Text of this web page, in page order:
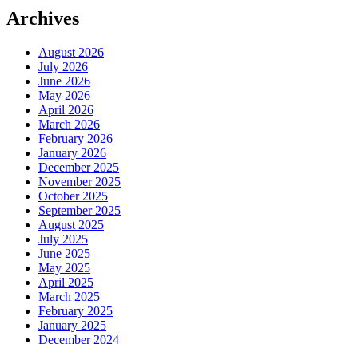
Archives
August 2026
July 2026
June 2026
May 2026
April 2026
March 2026
February 2026
January 2026
December 2025
November 2025
October 2025
September 2025
August 2025
July 2025
June 2025
May 2025
April 2025
March 2025
February 2025
January 2025
December 2024